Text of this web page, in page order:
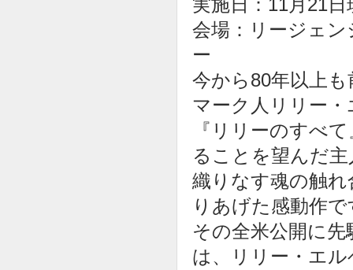
実施日：11月21日
会場：リージェ
ー
今から80年以上
マーク人リリー
『リリーのすべ
ることを望んだ
織りなす魂の触
りあげた感動作で
その全米公開に
は、リリー・エ